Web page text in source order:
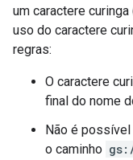
um caractere
uso do caractere
regras:
O caractere
final do nome
Não é
o caminho